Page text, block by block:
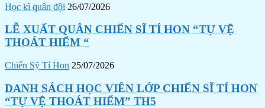
Học kì quân đội 26/07/2026
LỄ XUẤT QUÂN CHIẾN SĨ TÍ HON “TỰ VỆ
THOÁT HIỂM “
Chiến Sỹ Tí Hon 25/07/2026
DANH SÁCH HỌC VIÊN LỚP CHIẾN SĨ TÍ HON
“TỰ VỆ THOÁT HIỂM” TH5